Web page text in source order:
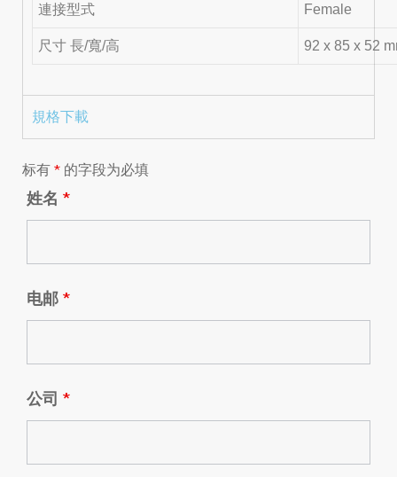
連接型式 Female
尺寸 長/寬/高 92 x 85 x 52
規格下載
标有 * 的字段为必填
姓名 *
电邮 *
公司 *